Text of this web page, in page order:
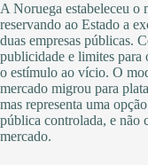
A Noruega estabeleceu o
reservando ao Estado a
duas empresas públicas.
publicidade e limites para
o estímulo ao vício. O
mercado migrou para
mas representa uma
pública controlada, e não
mercado.